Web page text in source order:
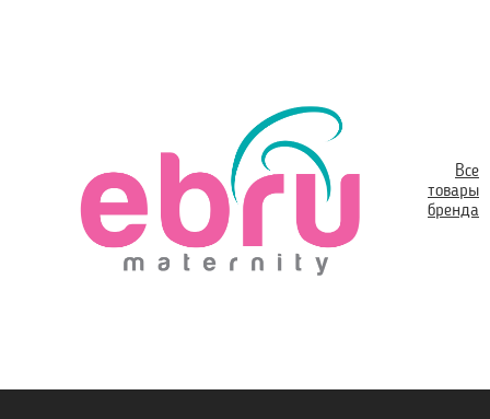
Все
товары
бренда